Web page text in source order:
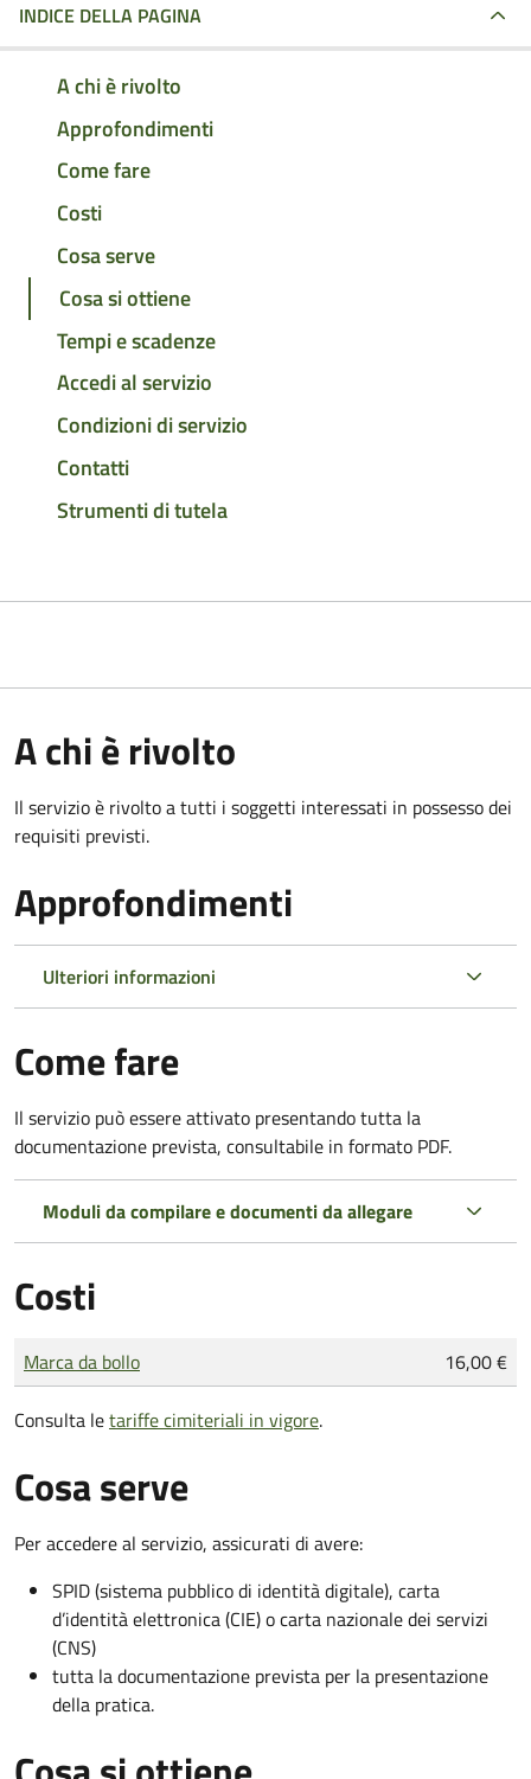
INDICE DELLA PAGINA
A chi è rivolto
Approfondimenti
Come fare
Costi
Cosa serve
Cosa si ottiene
Tempi e scadenze
Accedi al servizio
Condizioni di servizio
Contatti
Strumenti di tutela
A chi è rivolto
Il servizio è rivolto a tutti i soggetti interessati in possesso dei
requisiti previsti.
Approfondimenti
Ulteriori informazioni
Come fare
Il servizio può essere attivato presentando tutta la
documentazione prevista, consultabile in formato PDF.
Moduli da compilare e documenti da allegare
Costi
Tipo di pagamento
Importo
Marca da bollo 16,00 €
Consulta letariffe cimiteriali in vigore.
Cosa serve
Per accedere al servizio, assicurati di avere:
SPID (sistema pubblico di identità digitale), carta
d’identità elettronica (CIE) o carta nazionale dei servizi
(CNS)
tutta la documentazione prevista per la presentazione
della pratica.